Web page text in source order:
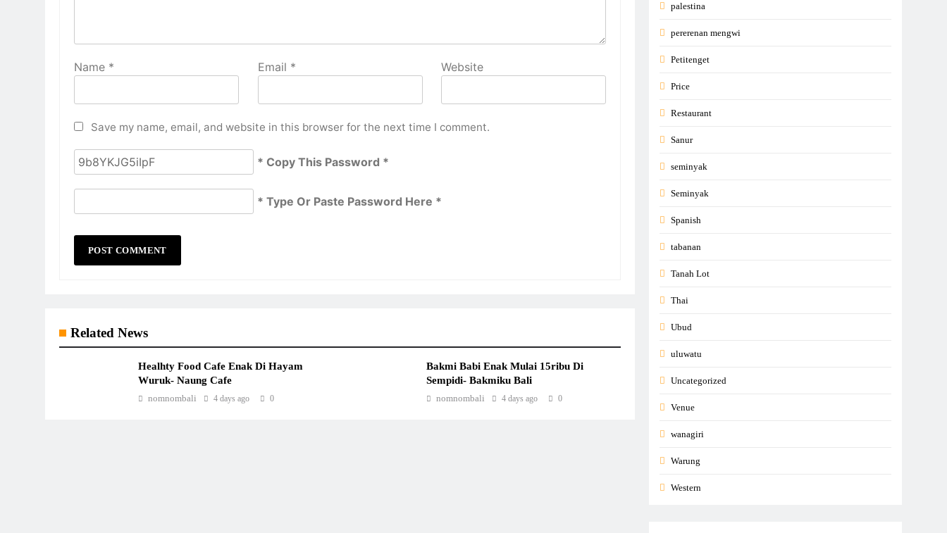
Name * Email * Website
Save my name, email, and website in this browser for the next time I comment.
* Copy This Password *
* Type Or Paste Password Here *
Related News
Healhty Food Cafe Enak Di Hayam
Wuruk- Naung Cafe
nomnombali 4 days ago 0
Bakmi Babi Enak Mulai 15ribu Di
Sempidi- Bakmiku Bali
nomnombali 4 days ago 0
palestina
pererenan mengwi
Petitenget
Price
Restaurant
Sanur
seminyak
Seminyak
Spanish
tabanan
Tanah Lot
Thai
Ubud
uluwatu
Uncategorized
Venue
wanagiri
Warung
Western